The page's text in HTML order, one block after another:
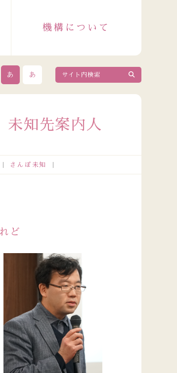
機構について
あ あ
未知先案内人
さんぽ未知
ど